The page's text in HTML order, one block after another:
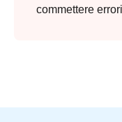
commettere